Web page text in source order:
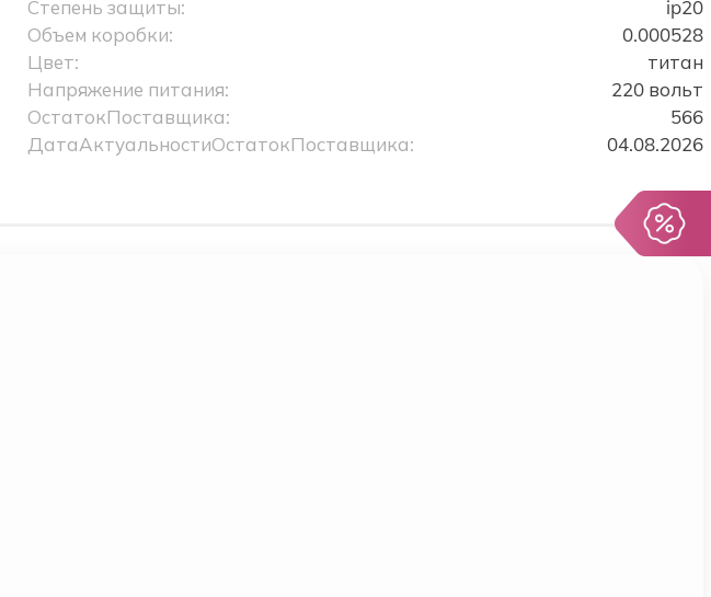
Степень защиты:
ip20
Объем коробки:
0.000528
Цвет:
титан
Напряжение питания:
220 вольт
ОстатокПоставщика:
566
ДатаАктуальностиОстатокПоставщика:
04.08.2026